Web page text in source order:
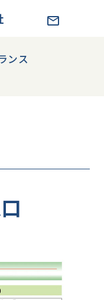
ンス